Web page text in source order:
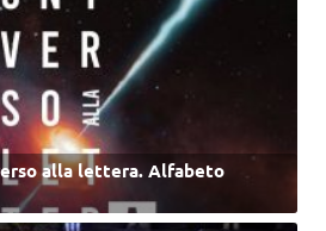
alla lettera. Alfabeto